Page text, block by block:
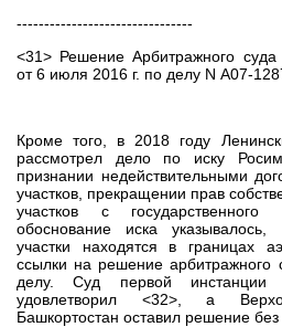
--------------------------------
<31> Решение Арбитражного суда
от 6 июля 2016 г. по делу N А07-
Кроме того, в 2018 году
рассмотрел дело по иску
признании недействительными
участков, прекращении прав
участков с
обоснование иска
участки находятся в границах
ссылки на решение арбитражного
делу. Суд первой инстанции
удовлетворил <32>, а
Башкортостан оставил решение